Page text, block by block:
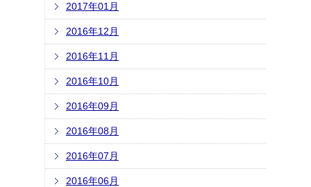
2017年01月
2016年12月
2016年11月
2016年10月
2016年09月
2016年08月
2016年07月
2016年06月